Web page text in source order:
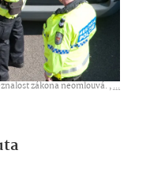
zákona neomlouvá. ,...